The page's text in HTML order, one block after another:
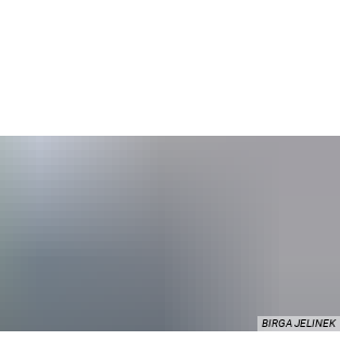
BIRGA JELINEK